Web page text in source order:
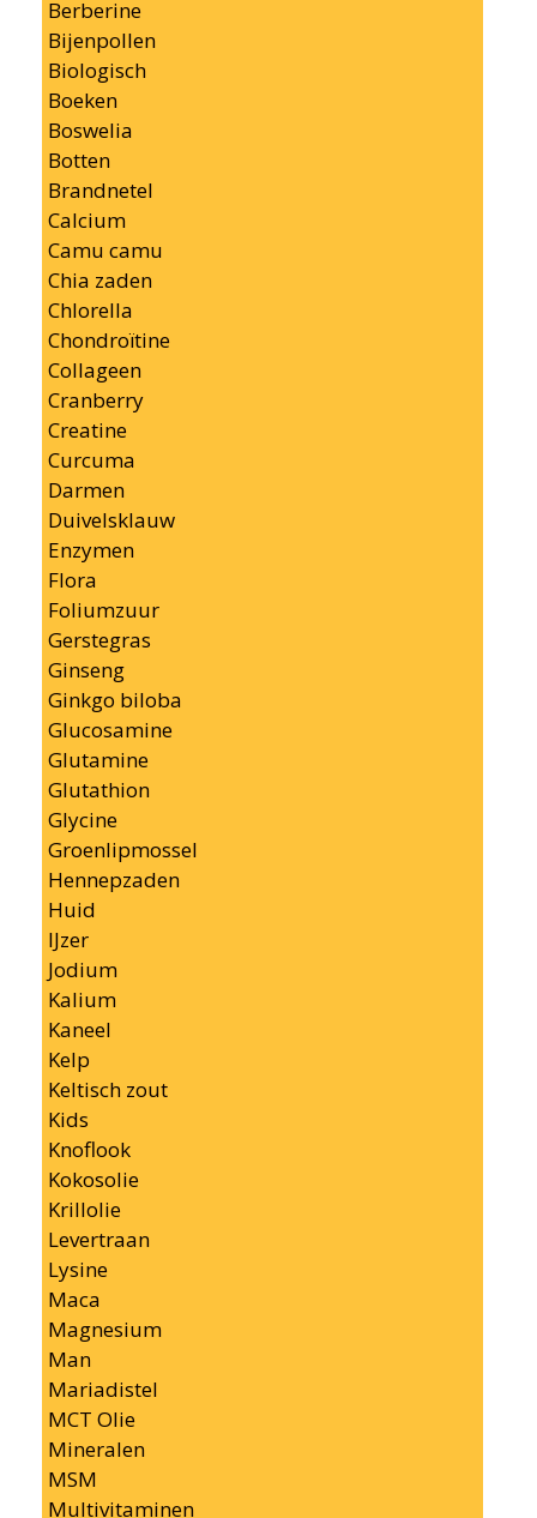
Berberine
Bijenpollen
Biologisch
Boeken
Boswelia
Botten
Brandnetel
Calcium
Camu camu
Chia zaden
Chlorella
Chondroïtine
Collageen
Cranberry
Creatine
Curcuma
Darmen
Duivelsklauw
Enzymen
Flora
Foliumzuur
Gerstegras
Ginseng
Ginkgo biloba
Glucosamine
Glutamine
Glutathion
Glycine
Groenlipmossel
Hennepzaden
Huid
IJzer
Jodium
Kalium
Kaneel
Kelp
Keltisch zout
Kids
Knoflook
Kokosolie
Krillolie
Levertraan
Lysine
Maca
Magnesium
Man
Mariadistel
MCT Olie
Mineralen
MSM
Multivitaminen